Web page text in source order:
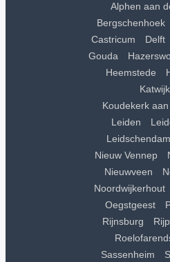
Alphen aan
Bergschenhoek
Castricum
Delft
Gouda
Heemstede
Katwijk
Koudekerk
Leiden
Leidschendam
Nieuw Vennep
Nieuwveen
Noordwijkerhout
Oegstgeest
Rijnsburg
Sassenheim